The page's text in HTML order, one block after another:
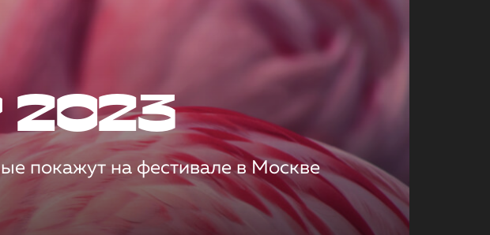
2023
покажут на фестивале в Москве